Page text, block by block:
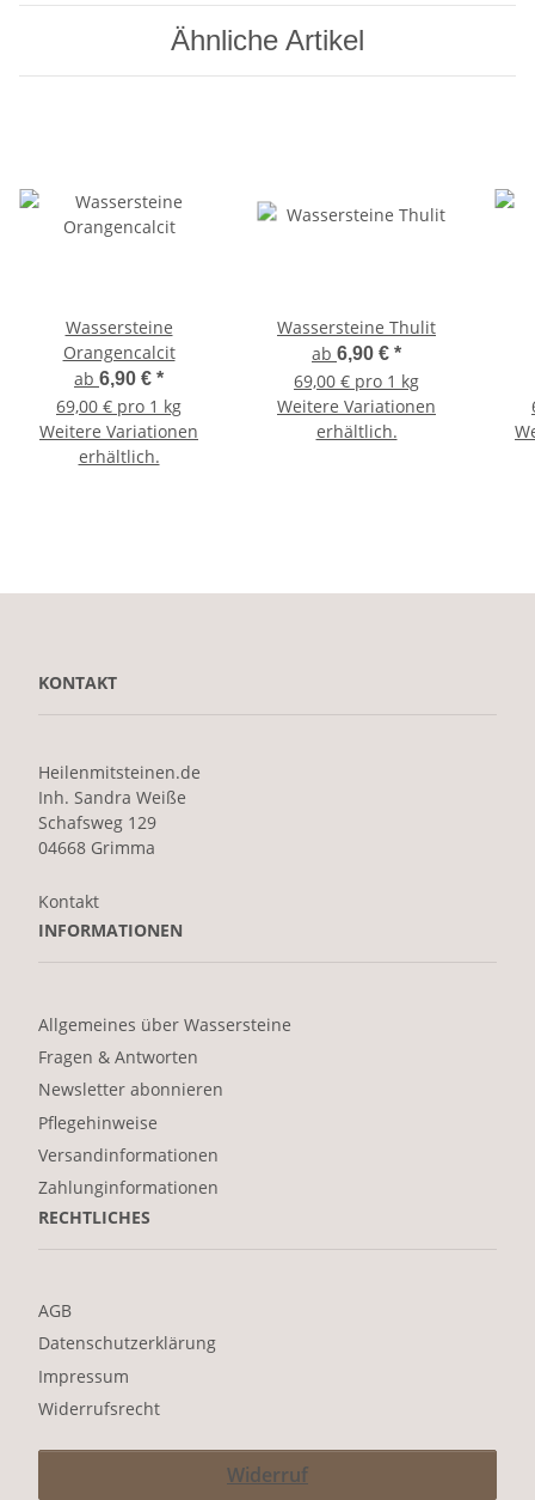
Ähnliche Artikel
Wassersteine
Orangencalcit
ab 6,90 € *
69,00 € pro 1 kg
Weitere Variationen
erhältlich.
Wassersteine Thulit
ab 6,90 € *
69,00 € pro 1 kg
Weitere Variationen
erhältlich.
KONTAKT
Heilenmitsteinen.de
Inh. Sandra Weiße
Schafsweg 129
04668 Grimma
Kontakt
INFORMATIONEN
Allgemeines über Wassersteine
Fragen & Antworten
Newsletter abonnieren
Pflegehinweise
Versandinformationen
Zahlunginformationen
RECHTLICHES
AGB
Datenschutzerklärung
Impressum
Widerrufsrecht
Widerruf